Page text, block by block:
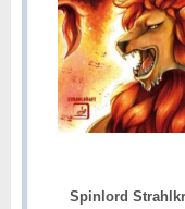
Spinlord